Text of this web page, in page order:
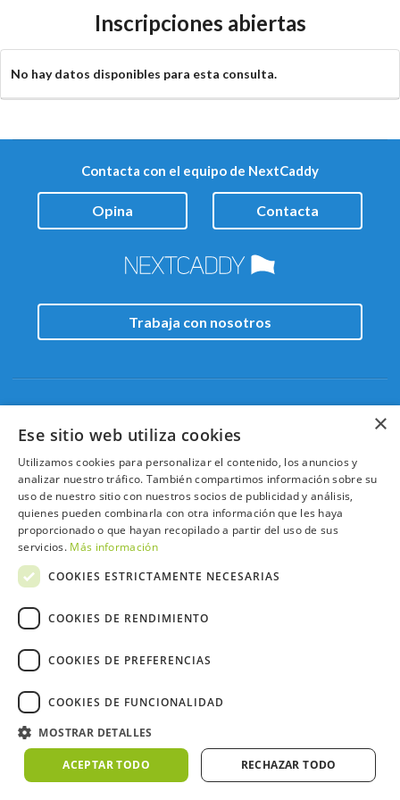
Inscripciones abiertas
No hay datos disponibles para esta consulta.
Contacta con el equipo de NextCaddy
Opina Contacta
Trabaja con nosotros
Política de Cookies
Política de Privacidad
Términos y Condiciones
Meteo ©AEMET Meteo ©DarkSky
×
Ese sitio web utiliza cookies
Utilizamos cookies para personalizar el contenido, los anuncios y
analizar nuestro tráfico. También compartimos información sobre su
uso de nuestro sitio con nuestros socios de publicidad y análisis,
quienes pueden combinarla con otra información que les haya
proporcionado o que hayan recopilado a partir del uso de sus
servicios. Más información
COOKIES ESTRICTAMENTE NECESARIAS
COOKIES DE RENDIMIENTO
COOKIES DE PREFERENCIAS
COOKIES DE FUNCIONALIDAD
MOSTRAR DETALLES
ACEPTAR TODO RECHAZAR TODO